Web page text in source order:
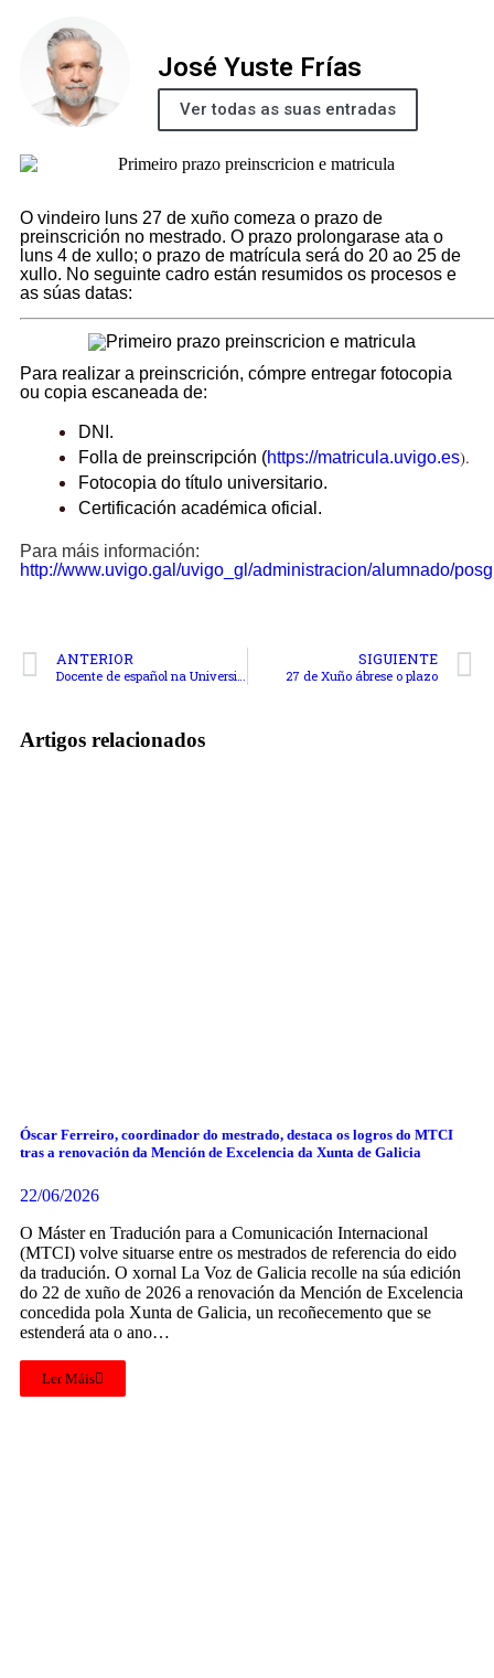
José Yuste Frías
Ver todas as suas entradas
O vindeiro luns 27 de xuño comeza o prazo de
preinscrición no mestrado. O prazo prolongarase ata o
luns 4 de xullo; o prazo de matrícula será do 20 ao 25 de
xullo. No seguinte cadro están resumidos os procesos e
as súas datas:
Para realizar a preinscrición, cómpre entregar fotocopia
ou copia escaneada de:
DNI.
Folla de preinscripción (https://matricula.uvigo.es).
Fotocopia do título universitario.
Certificación académica oficial.
Para máis información:
http://www.uvigo.gal/uvigo_gl/administracion/alumnado/
ANTERIOR SIGUIENTE
27 de Xuño ábrese o plazo
Artigos relacionados
Óscar Ferreiro, coordinador do mestrado, destaca os logros do MTCI
tras a renovación da Mención de Excelencia da Xunta de Galicia
22/06/2026
O Máster en Tradución para a Comunicación Internacional
(MTCI) volve situarse entre os mestrados de referencia do eido
da tradución. O xornal La Voz de Galicia recolle na súa edición
do 22 de xuño de 2026 a renovación da Mención de Excelencia
concedida pola Xunta de Galicia, un recoñecemento que se
estenderá ata o ano…
Ler Máis